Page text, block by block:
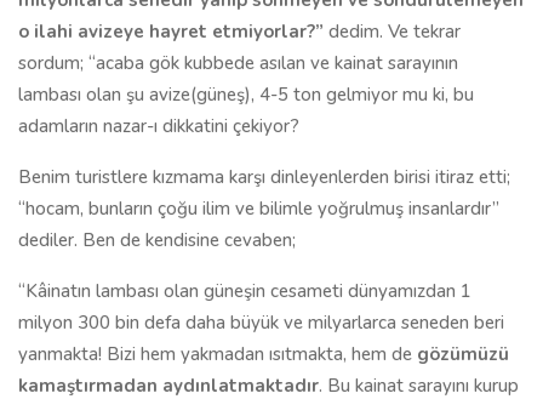
o ilahi avizeye hayret etmiyorlar?” dedim. Ve tekrar
sordum; “acaba gök kubbede asılan ve kainat sarayının
lambası olan şu avize(güneş), 4-5 ton gelmiyor mu ki, bu
adamların nazar-ı dikkatini çekiyor?
Benim turistlere kızmama karşı dinleyenlerden birisi itiraz etti;
“hocam, bunların çoğu ilim ve bilimle yoğrulmuş insanlardır”
dediler. Ben de kendisine cevaben;
“Kâinatın lambası olan güneşin cesameti dünyamızdan 1
milyon 300 bin defa daha büyük ve milyarlarca seneden beri
yanmakta! Bizi hem yakmadan ısıtmakta, hem de gözümüzü
kamaştırmadan aydınlatmaktadır. Bu kainat sarayını kurup